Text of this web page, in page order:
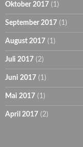
Oktober 2017 (1)
September 2017 (1)
August 2017 (1)
Juli 2017 (2)
Juni 2017 (1)
Mai 2017 (1)
April 2017 (2)